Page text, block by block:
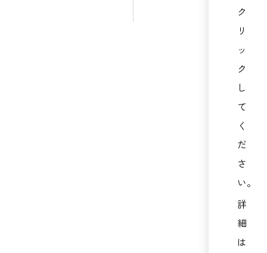
ク
リ
ッ
ク
し
て
く
だ
さ
い。
詳
細
は